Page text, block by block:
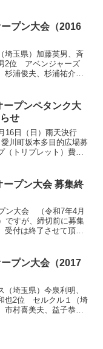
プン大会（2016
玉県）加藤英男、斉
2位 アベンジャーズ
杉浦俊夫、杉浦祐介、
、岩井隆彦、柳瀬久
ープンペタンク大
せ
16日（日）雨天決行
川町坂本多目的広場募
トリプレット）費
・申込書はこちら
ープン大会 募集終
ン大会 （令和7年4月
ですが、締切前に募集
受付は終了させて頂き
プン大会（2017
埼玉県）今泉利明、
也2位 セルクル１（埼
村喜美夫、益子恭子3